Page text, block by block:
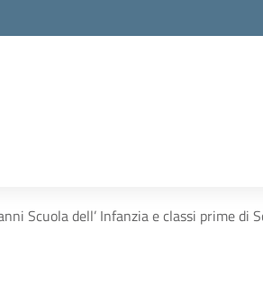
Scuola dell’ Infanzia e classi prime di